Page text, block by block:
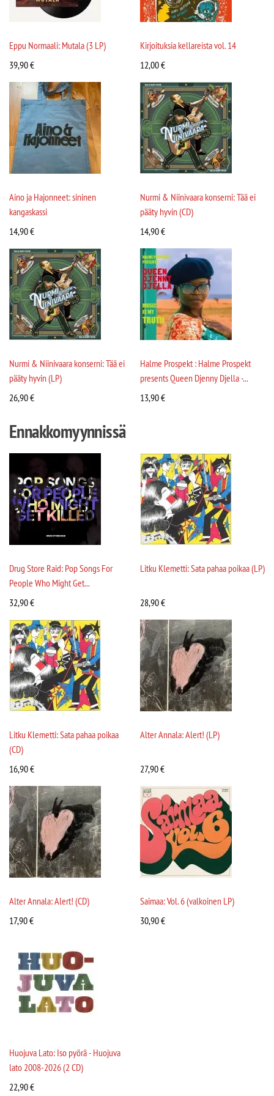
Eppu Normaali: Mutala (3 LP)
39,90€
Kirjoituksia kellareista vol. 14
12,00€
Aino ja Hajonneet: sininen
kangaskassi
14,90€
Nurmi & Niinivaara konserni: Tää ei
pääty hyvin (CD)
14,90€
Nurmi & Niinivaara konserni: Tää ei
pääty hyvin (LP)
26,90€
Halme Prospekt : Halme Prospekt
presents Queen Djenny Djella -...
13,90€
Ennakkomyynnissä
Drug Store Raid: Pop Songs For
People Who Might Get...
32,90€
Litku Klemetti: Sata pahaa poikaa (LP)
28,90€
Litku Klemetti: Sata pahaa poikaa
(CD)
16,90€
Alter Annala: Alert! (LP)
27,90€
Alter Annala: Alert! (CD)
17,90€
Saimaa: Vol. 6 (valkoinen LP)
30,90€
Huojuva Lato: Iso pyörä - Huojuva
lato 2008-2026 (2 CD)
22,90€